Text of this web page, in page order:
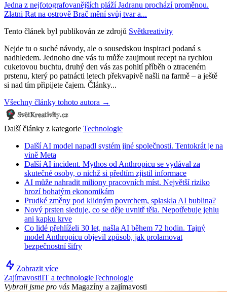
Jedna z nejfotografovanějších pláží Jadranu prochází proměnou.
Zlatni Rat na ostrově Brač mění svůj tvar a...
Tento článek byl publikován ze zdrojů Světkreativity
Nejde tu o suché návody, ale o sousedskou inspiraci podaná s
nadhledem. Jednoho dne vás tu může zaujmout recept na rychlou
cuketovou buchtu, druhý den vás zas pohltí příběh o ztraceném
prstenu, který po patnácti letech překvapivě našli na farmě – a ještě
si nad tím připijete čajem. Články...
Všechny články tohoto autora →
Další články z kategorie Technologie
Další AI model napadl systém jiné společnosti. Tentokrát je na
vině Meta
Další AI incident. Mythos od Anthropicu se vydával za
skutečné osoby, o nichž si předtím zjistil informace
AI může nahradit miliony pracovních míst. Největší riziko
hrozí bohatým ekonomikám
Prudké změny pod klidným povrchem, splaskla AI bublina?
Nový prsten sleduje, co se děje uvnitř těla. Nepotřebuje jehlu
ani kapku krve
Co lidé přehlíželi 30 let, našla AI během 72 hodin. Tajný
model Anthropicu objevil způsob, jak prolamovat
bezpečnostní šifry
Zobrazit více
ZajímavostiIT a technologieTechnologie
Vybrali jsme pro vás Magazíny a zajímavosti